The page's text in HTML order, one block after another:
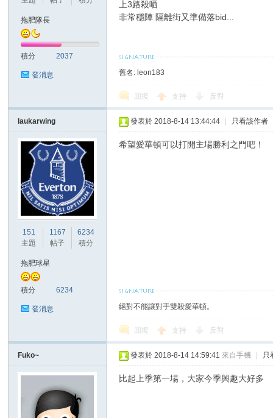
拖肥隊長
積分 2037
發消息
上3路殺哂
非常穩陣 隔離街又準備落bid...
舊名: leon183
回復 支持 反對
laukarwing
151
主題
1167
帖子
6234
積分
拖肥球星
積分 6234
發消息
發表於 2018-8-14 13:44:44 只看該作者
希望愛華頓可以打開主場勝利之門吧！
絕對不能讓對手雙殺愛華頓。
回復 支持 反對
Fuko~ 發表於 2018-8-14 14:59:41 來自手機 只
比起上季第一場，大家今季興趣大好多